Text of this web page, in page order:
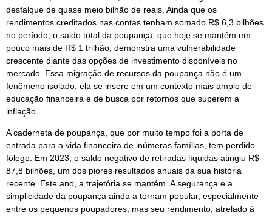
desfalque de quase meio bilhão de reais. Ainda que os
rendimentos creditados nas contas tenham somado R$ 6,3 bilhões
no período, o saldo total da poupança, que hoje se mantém em
pouco mais de R$ 1 trilhão, demonstra uma vulnerabilidade
crescente diante das opções de investimento disponíveis no
mercado. Essa migração de recursos da poupança não é um
fenômeno isolado; ela se insere em um contexto mais amplo de
educação financeira e de busca por retornos que superem a
inflação.
A caderneta de poupança, que por muito tempo foi a porta de
entrada para a vida financeira de inúmeras famílias, tem perdido
fôlego. Em 2023, o saldo negativo de retiradas líquidas atingiu R$
87,8 bilhões, um dos piores resultados anuais da sua história
recente. Este ano, a trajetória se mantém. A segurança e a
simplicidade da poupança ainda a tornam popular, especialmente
entre os pequenos poupadores, mas seu rendimento, atrelado à